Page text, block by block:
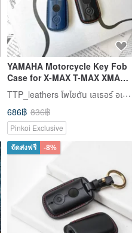
YAMAHA Motorcycle Key Fob
Case for X-MAX T-MAX XMAX
SMAX
TTP_leathers โพไซตัน เลเธอร์ อเทลิเยร์
686฿ 836฿
Pinkoi Exclusive
จัดส่งฟรี -8%